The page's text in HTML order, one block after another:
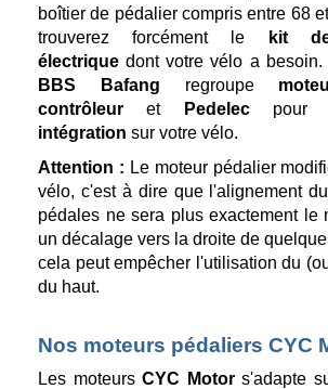
boîtier de pédalier compris entre 68
trouverez forcément le
kit
électrique dont votre vélo a
BBS Bafang regroupe
contrôleur et Pedelecpour
intégration sur votre vélo.
Attention : Le moteur pédalier
vélo, c'est à dire que l'alignement
pédales ne sera plus exactement le
un décalage vers la droite de
cela peut empêcher l'utilisation du
du haut.
Nos moteurs pédaliers CYC
Les moteursCYC Motors'adapte